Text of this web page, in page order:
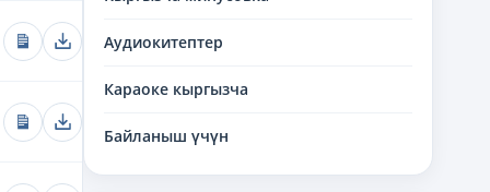
Аудиокитептер
Караоке кыргызча
Байланыш үчүн